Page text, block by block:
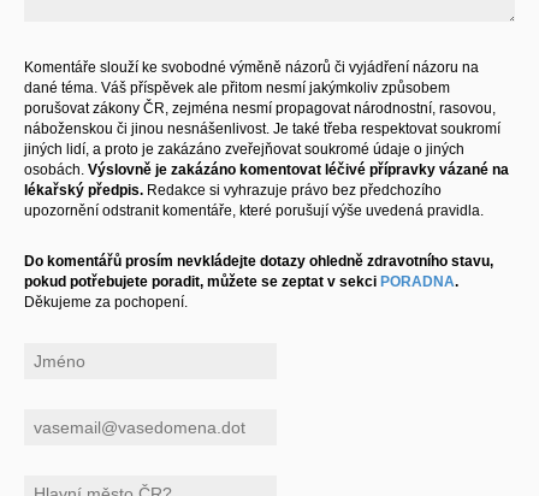
Komentáře slouží ke svobodné výměně názorů či vyjádření názoru na
dané téma. Váš příspěvek ale přitom nesmí jakýmkoliv způsobem
porušovat zákony ČR, zejména nesmí propagovat národnostní, rasovou,
náboženskou či jinou nesnášenlivost. Je také třeba respektovat soukromí
jiných lidí, a proto je zakázáno zveřejňovat soukromé údaje o jiných
osobách. Výslovně je zakázáno komentovat léčivé přípravky vázané na
lékařský předpis. Redakce si vyhrazuje právo bez předchozího
upozornění odstranit komentáře, které porušují výše uvedená pravidla.
Do komentářů prosím nevkládejte dotazy ohledně zdravotního stavu,
pokud potřebujete poradit, můžete se zeptat v sekci PORADNA.
Děkujeme za pochopení.